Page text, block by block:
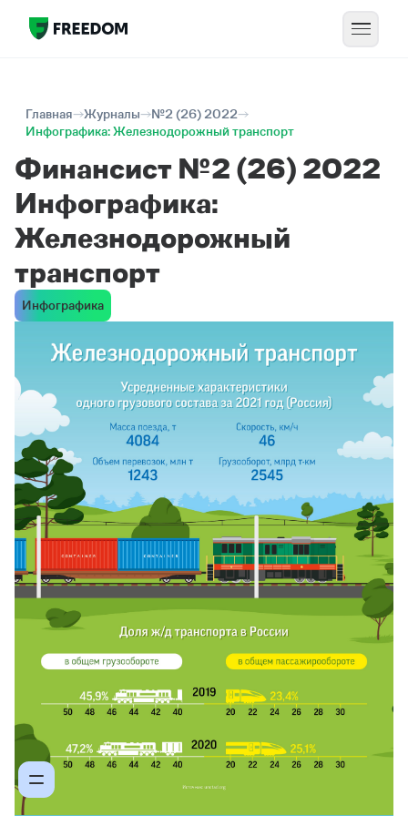
Главная Журналы
№2 (26) 2022
Инфографика: Железнодорожный транспорт
Финансист №2 (26) 2022
Инфографика:
Железнодорожный
транспорт
Инфографика